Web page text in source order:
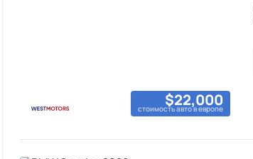
$22,000
стоимость авто в европе